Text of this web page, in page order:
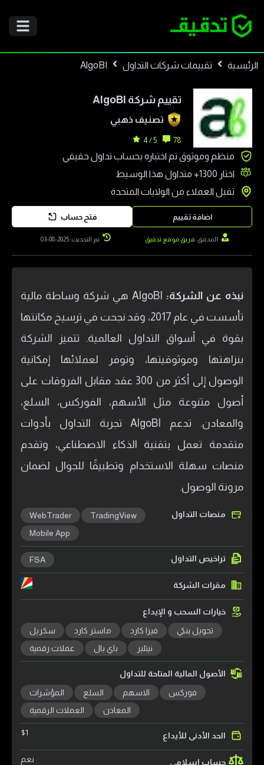
الرئيسية تقييمات شركات التداول AlgoBI
تقييم شركة AlgoBI
تصنيف ذهبي
78
5 / 4
منظم وموثوق تم اختباره بحساب تداول حقيقي
اختار 1300+
متداول هذا الوسيط
تقبل العملاء من الولايات المتحدة
فتح حساب اضافة تقييم
المدقق: فريق موقع تدقيق تم التحديث: 2025-08-03
نبذه عن الشركة:
AlgoBI هي شركة وساطة مالية
تأسست في عام 2017، وقد نجحت في ترسيخ مكانتها
بقوة في أسواق التداول العالمية. تتميز الشركة
بنزاهتها وموثوقيتها، وتوفر لعملائها إمكانية
الوصول إلى أكثر من 300 عقد مقابل الفروقات على
أصول متنوعة مثل الأسهم، الفوركس، السلع،
والمعادن. تدعم AlgoBI تجربة التداول بأدوات
متقدمة تعمل بتقنية الذكاء الاصطناعي، وتقدم
منصات سهلة الاستخدام وتطبيقًا للجوال لضمان
مرونة الوصول.
منصات التداول TradingView
WebTrader
Mobile App
تراخيص التداول FSA
مقرات الشركة
خيارات السحب و الإيداع
تحويل بنكي فيزا كارد ماستر كارد
سكريل
نيتلير
باي بال عملات رقمية
الأصول المالية المتاحة للتداول
فوركس الاسهم السلع
المؤشرات
المعادن
العملات الرقمية
الحد الأدنى للأيداع $1
حساب اسلامي نعم